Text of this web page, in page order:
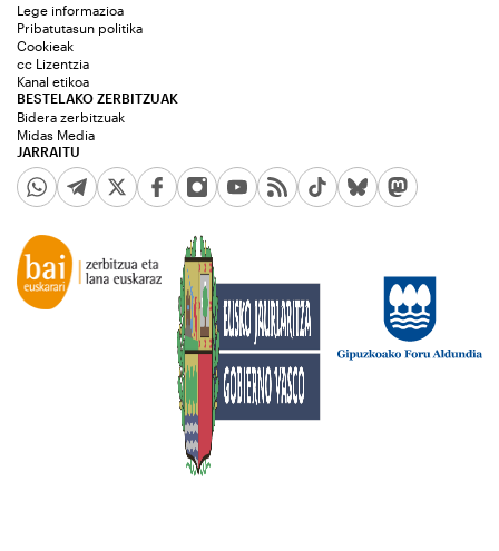
JARRAITU
Lege informazioa
Pribatutasun politika
Cookieak
cc Lizentzia
Kanal etikoa
BESTELAKO ZERBITZUAK
Bidera zerbitzuak
Midas Media